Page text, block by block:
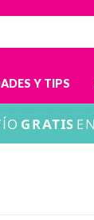
Y TIPS